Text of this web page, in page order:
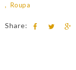
Roupa
Share: